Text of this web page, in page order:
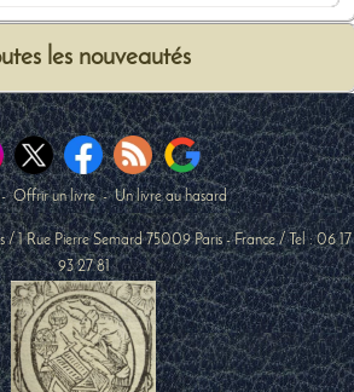
les nouveautés
Offrir un livre-Un livre au hasard
/1 Rue Pierre Semard 75009 Paris-France / Tel :06 17
93 27 81